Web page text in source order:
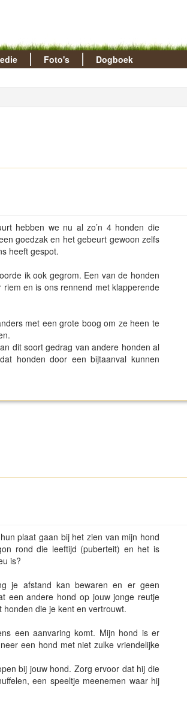
Foto's Dogboek
hebben we nu al zo’n 4 honden die
goedzak en het gebeurt gewoon zelfs
heeft gespot.
ik ook gegrom. Een van de honden
en is ons rennend met klapperende
met een grote boog om ze heen te
dit soort gedrag van andere honden al
honden door een bijtaanval kunnen
plaat gaan bij het zien van mijn hond
rond die leeftijd (puberteit) en het is
is?
je afstand kan bewaren en er geen
een andere hond op jouw jonge reutje
die je kent en vertrouwt.
een aanvaring komt. Mijn hond is er
een hond met niet zulke vriendelijke
bij jouw hond. Zorg ervoor dat hij die
een speeltje meenemen waar hij